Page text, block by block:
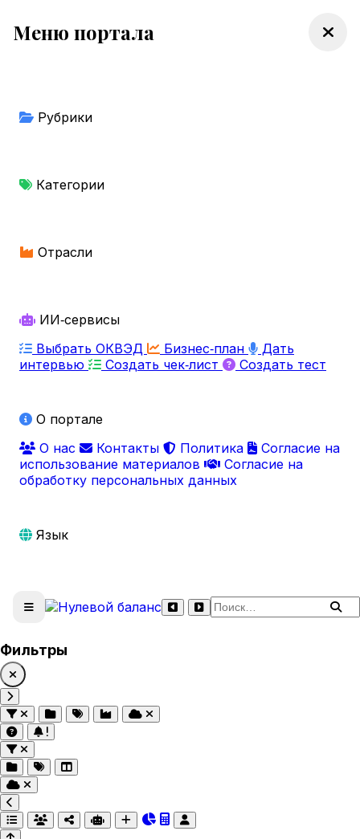
Меню портала
Рубрики
Категории
Отрасли
ИИ‑сервисы
Выбрать ОКВЭД
Бизнес‑план
Дать
интервью
Создать чек‑лист Создать тест
О портале
О нас
Контакты Политика
Согласие на
использование материалов
Согласие на
обработку персональных данных
Язык
Поиск по сайту
Фильтры